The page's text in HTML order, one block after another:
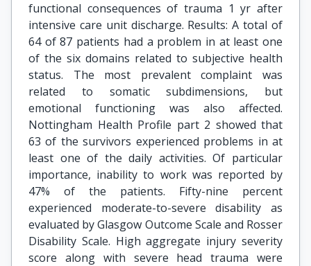
functional consequences of trauma 1 yr after
intensive care unit discharge. Results: A total of
64 of 87 patients had a problem in at least one
of the six domains related to subjective health
status. The most prevalent complaint was
related to somatic subdimensions, but
emotional functioning was also affected.
Nottingham Health Profile part 2 showed that
63 of the survivors experienced problems in at
least one of the daily activities. Of particular
importance, inability to work was reported by
47% of the patients. Fifty-nine percent
experienced moderate-to-severe disability as
evaluated by Glasgow Outcome Scale and Rosser
Disability Scale. High aggregate injury severity
score along with severe head trauma were